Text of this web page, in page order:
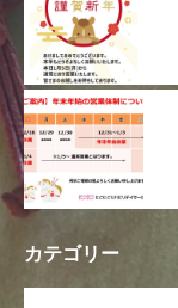
カテゴリー